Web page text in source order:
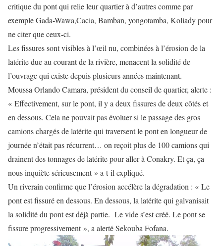
critique du pont qui relie leur quartier à d’autres comme par
exemple Gada-Wawa,Cacia, Bamban, yongotamba, Koliady pour
ne citer que ceux-ci.
Les fissures sont visibles à l’œil nu, combinées à l’érosion de la
latérite due au courant de la rivière, menacent la solidité de
l’ouvrage qui existe depuis plusieurs années maintenant.
Moussa Orlando Camara, président du conseil de quartier, alerte :
« Effectivement, sur le pont, il y a deux fissures de deux côtés et
en dessous. Cela ne pouvait pas évoluer si le passage des gros
camions chargés de latérite qui traversent le pont en longueur de
journée n’était pas récurrent… on reçoit plus de 100 camions qui
drainent des tonnages de latérite pour aller à Conakry. Et ça, ça
nous inquiète sérieusement » a-t-il expliqué.
Un riverain confirme que l’érosion accélère la dégradation : « Le
pont est fissuré en dessous. En dessous, la latérite qui galvanisait
la solidité du pont est déjà partie. Le vide s’est créé. Le pont se
fissure progressivement », a alerté Sekouba Fofana.